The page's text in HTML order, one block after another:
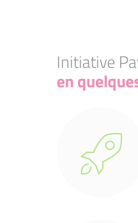
Initiative
en